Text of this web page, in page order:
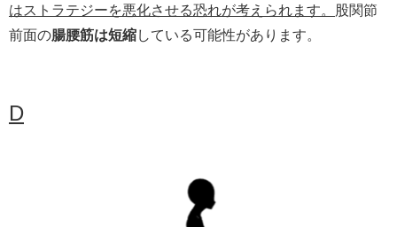
はストラテジーを悪化させる恐れが考えられます。
股関節
前面の腸腰筋は短縮している可能性があります。
D